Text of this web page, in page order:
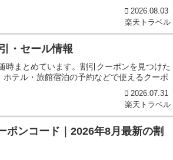
2026.08.03
楽天トラベル
・セール情報
まとめています。割引クーポンを見つけた
テル・旅館宿泊の予約などで使えるクーポ
2026.07.31
楽天トラベル
ポンコード｜2026年8月最新の割